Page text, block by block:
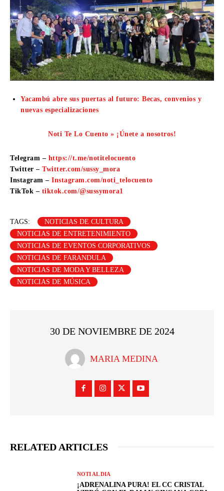
Yacambú abre sus puertas al futuro: Becas, convenios y
nuevas especializaciones
Noti Te Lo Cuento » ¡Únete a nosotros!
Telegram – https://t.me/notitelocuento
Twitter – Twitter.com/sussy_mora
Instagram – Instagram.com/noti_telocuento
TikTok – tiktok.com/@sussymora1
TAGS:
NOTICIAS DE CULTURA
NOTICIAS DE ENTRETENIMIENTO
NOTICIAS DE EVENTOS CORPORATIVOS
NOTICIAS DE FARANDULA
NOTICIAS DE MODA Y BELLEZA
NOTICIAS DE MÚSICA
30 DE NOVIEMBRE DE 2024
MARIA MEDINA
RELATED ARTICLES
NOTI AL DIA
¡ADRENALINA PURA! EL CC CRISTAL